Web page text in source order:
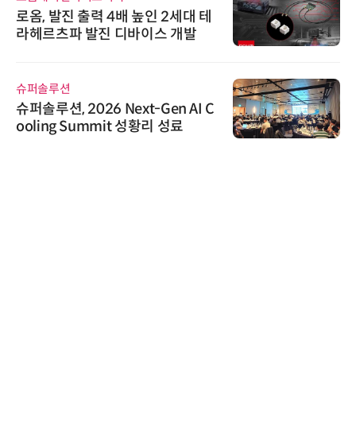
로옴, 발진 출력 4배 높인 2세대 테
라헤르츠파 발진 디바이스 개발
슈퍼솔루션
슈퍼솔루션, 2026 Next-Gen AI C
ooling Summit 성황리 성료